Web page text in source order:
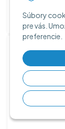
Súbory
pre vás.
preferencie.